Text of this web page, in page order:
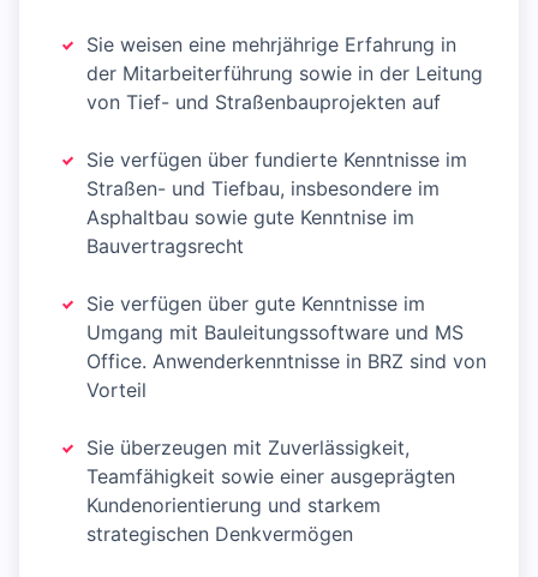
Sie weisen eine mehrjährige Erfahrung in
der Mitarbeiterführung sowie in der Leitung
von Tief- und Straßenbauprojekten auf
Sie verfügen über fundierte Kenntnisse im
Straßen- und Tiefbau, insbesondere im
Asphaltbau sowie gute Kenntnise im
Bauvertragsrecht
Sie verfügen über gute Kenntnisse im
Umgang mit Bauleitungssoftware und MS
Office. Anwenderkenntnisse in BRZ sind von
Vorteil
Sie überzeugen mit Zuverlässigkeit,
Teamfähigkeit sowie einer ausgeprägten
Kundenorientierung und starkem
strategischen Denkvermögen